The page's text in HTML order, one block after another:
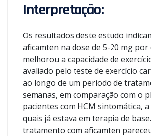
Interpretação:
Os resultados deste estudo
aficamten na dose de 5-20 mg por
melhorou a capacidade de
avaliado pelo teste de exercício
ao longo de um período de
semanas, em comparação com o
pacientes com HCM sintomática,
quais já estava em terapia de
tratamento com aficamten